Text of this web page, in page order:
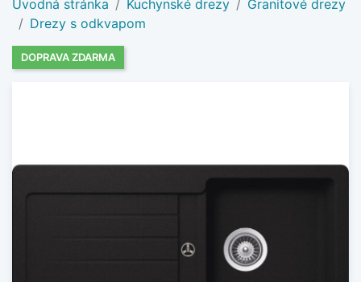
Úvodná stránka Kuchynské drezy
Granitové drezy
Drezy s odkvapom
DOPRAVA ZDARMA